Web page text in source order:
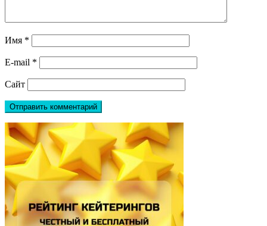
Имя *
E-mail *
Сайт